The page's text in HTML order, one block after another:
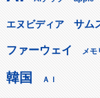
エヌビディア サム
ファーウェイ メモ
韓国 ＡＩ